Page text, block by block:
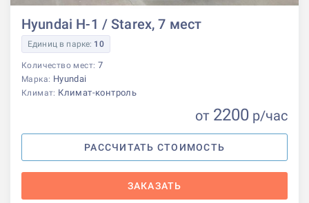
Hyundai H-1 / Starex, 7 мест
Единиц в парке: 10
Количество мест: 7
Марка: Hyundai
Климат: Климат-контроль
от 2200 р/час
РАССЧИТАТЬ СТОИМОСТЬ
ЗАКАЗАТЬ